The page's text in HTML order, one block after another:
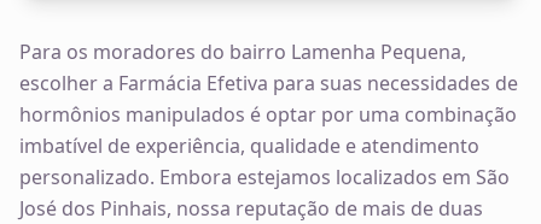
Para os moradores do bairro Lamenha Pequena,
escolher a Farmácia Efetiva para suas necessidades de
hormônios manipulados é optar por uma combinação
imbatível de experiência, qualidade e atendimento
personalizado. Embora estejamos localizados em São
José dos Pinhais, nossa reputação de mais de duas